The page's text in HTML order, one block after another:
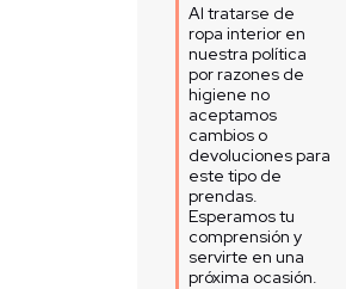
Al tratarse de
ropa interior en
nuestra política
por razones de
higiene no
aceptamos
cambios o
devoluciones para
este tipo de
prendas.
Esperamos tu
comprensión y
servirte en una
próxima ocasión.